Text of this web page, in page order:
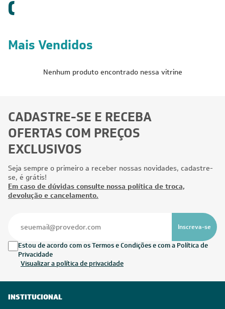
(
Mais Vendidos
Nenhum produto encontrado nessa vitrine
CADASTRE-SE E RECEBA
OFERTAS COM PREÇOS
EXCLUSIVOS
Seja sempre o primeiro a receber nossas novidades, cadastre-
se, é grátis!
Em caso de dúvidas consulte nossa política de troca,
devolução e cancelamento.
Inscreva-se
Estou de acordo com os Termos e Condições e com a Política de
Privacidade
Visualizar a política de privacidade
INSTITUCIONAL